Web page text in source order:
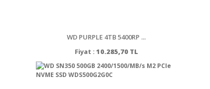
WD PURPLE 4TB 5400RP ...
Fiyat : 10.285,70 TL